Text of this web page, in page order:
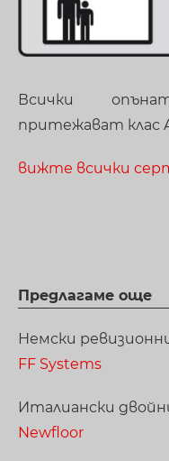
Всички
притежават клас
вижте всички
Предлагаме още
Немски
FF Systems
Италиански
Newfloor